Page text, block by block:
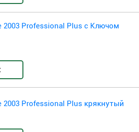
2003 Professional Plus с Ключом
2003 Professional Plus крякнутый